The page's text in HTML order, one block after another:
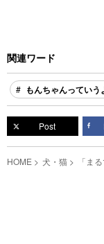
関連ワード
もんちゃんっていう
Post
HOME 犬・猫 「ま
ハス